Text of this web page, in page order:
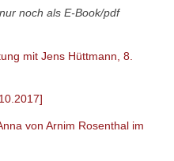
noch als E-Book/pdf
mit Jens Hüttmann, 8.
von Arnim Rosenthal im